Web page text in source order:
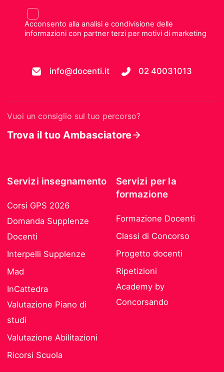
Acconsento alla analisi e condivisione delle
informazioni con partner terzi per motivi di marketing
info@docenti.it 02 40031013
Vuoi un consiglio sul tuo percorso?
Trova il tuo Ambasciatore
Servizi insegnamento
Corsi GPS 2026
Domanda Supplenze
Docenti
Interpelli Supplenze
Mad
InCattedra
Valutazione Piano di
studi
Valutazione Abilitazioni
Ricorsi Scuola
Servizi per la
formazione
Formazione Docenti
Classi di Concorso
Progetto docenti
Ripetizioni
Academy by
Concorsando